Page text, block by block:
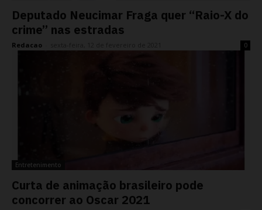
Deputado Neucimar Fraga quer “Raio-X do
crime” nas estradas
Redacao 0
Entretenimento
Curta de animação brasileiro pode
concorrer ao Oscar 2021